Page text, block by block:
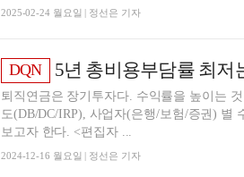
2025-02-24 월요일 | 정선은 기자
DQN 5년 총비용부담률 최저는 한화투자증권…금융
퇴직연금은 장기투자다. 수익률을 높이는
도(DB/DC/IRP), 사업자(은행/보험/증권) 별
보고자 한다. <편집자 ...
2024-12-16 월요일 | 정선은 기자